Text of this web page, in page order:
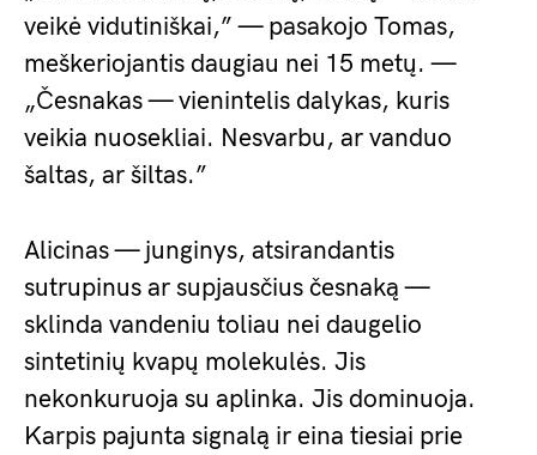
veikė vidutiniškai,” — pasakojo Tomas,
meškeriojantis daugiau nei 15 metų. —
„Česnakas — vienintelis dalykas, kuris
veikia nuosekliai. Nesvarbu, ar vanduo
šaltas, ar šiltas.”
Alicinas — junginys, atsirandantis
sutrupinus ar supjausčius česnaką —
sklinda vandeniu toliau nei daugelio
sintetinių kvapų molekulės. Jis
nekonkuruoja su aplinka. Jis dominuoja.
Karpis pajunta signalą ir eina tiesiai prie